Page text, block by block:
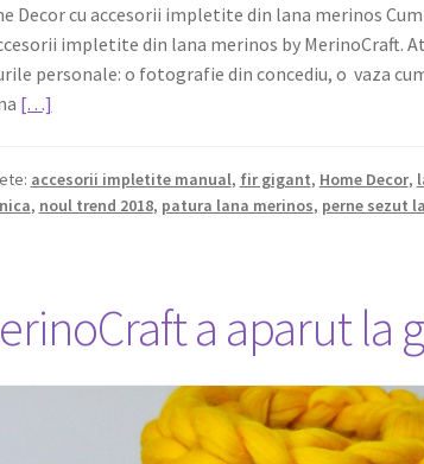
Decor cu accesorii impletite din lana merinos
impletite din lana merinos by MerinoCraft.
personale: o fotografie din concediu, o vaza
[…]
accesorii impletite manual, fir gigant, Home Decor,
, noul trend 2018, patura lana merinos, perne sezut
a aparut la